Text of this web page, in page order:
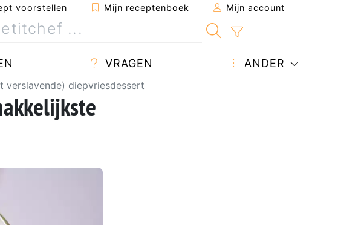
voorstellen Mijn receptenboek Mijn account
VRAGEN ANDER
verslavende) diepvriesdessert